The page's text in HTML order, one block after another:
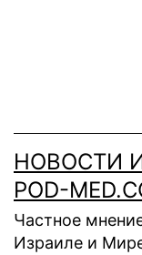
НОВОСТИ
POD-
Частное
Израиле и